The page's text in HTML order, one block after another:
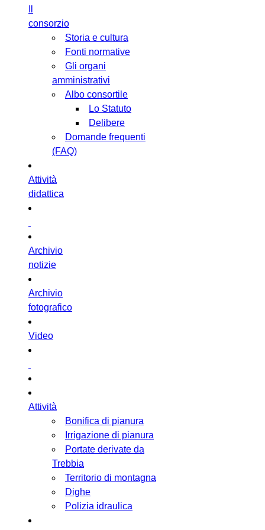
consorzio
Storia e cultura
Fonti normative
Gli organi
amministrativi
Albo consortile
Lo Statuto
Delibere
Domande frequenti
(FAQ)
Attività
didattica
Archivio
notizie
Archivio
fotografico
Video
Attività
Bonifica di pianura
Irrigazione di pianura
Portate derivate da
Trebbia
Territorio di montagna
Dighe
Polizia idraulica